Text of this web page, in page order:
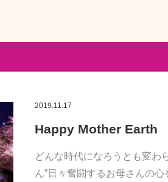
2019.11.17
Happy Mother Earth
どんな時代になろうとも変わ
ん”日々奮闘するお母さんの